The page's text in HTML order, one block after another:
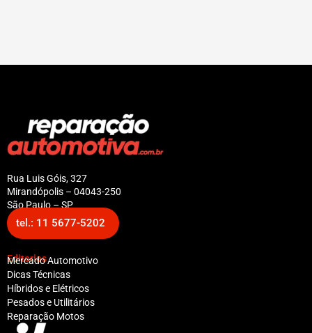
Rua Luis Góis, 327
Mirandópolis – 04043-250
São Paulo – SP
tel.: 11 5677-5202
Editorias
Mercado Automotivo
Dicas Técnicas
Híbridos e Elétricos
Pesados e Utilitários
Reparação Motos